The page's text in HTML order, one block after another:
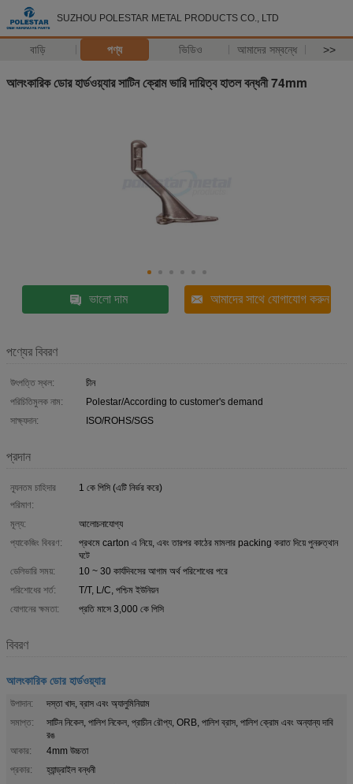
SUZHOU POLESTAR METAL PRODUCTS CO., LTD
বাড়ি পণ্য ভিডিও আমাদের সম্বন্ধে >>
আলংকারিক ডোর হার্ডওয়্যার সাটিন ক্রোম ভারি দায়িত্ব হাতল বন্ধনী 74mm
ভালো দাম আমাদের সাথে যোগাযোগ করুন
পণ্যের বিবরণ
উৎপত্তি স্থল:
চীন
পরিচিতিমুলক নাম:
Polestar/According to customer's demand
সাক্ষ্যদান:
ISO/ROHS/SGS
প্রদান
ন্যূনতম চাহিদার
পরিমাণ:
1 কে পিসি (এটি নির্ভর করে)
মূল্য:
আলোচনাযোগ্য
প্যাকেজিং বিবরণ:
প্রথমে carton এ নিয়ে, এবং তারপর কাঠের মামলার packing করাত দিয়ে পুনরুত্থান
ঘটে
ডেলিভারি সময়:
10 ~ 30 কার্যদিবসের আগাম অর্থ পরিশোধের পরে
পরিশোধের শর্ত:
T/T, L/C, পশ্চিম ইউনিয়ন
যোগানের ক্ষমতা:
প্রতি মাসে 3,000 কে পিসি
বিবরণ
আলংকারিক ডোর হার্ডওয়্যার
উপাদান:
দস্তা খাদ, ব্রাস এবং অ্যালুমিনিয়াম
সমাপ্ত:
সাটিন নিকেল, পালিশ নিকেল, প্রাচীন রৌপ্য, ORB, পালিশ ব্রাস, পালিশ ক্রোম এবং অন্যান্য দাবি
রঙ
আকার:
4mm উচ্চতা
প্রকার:
হ্যান্ড্রাইল বন্ধনী